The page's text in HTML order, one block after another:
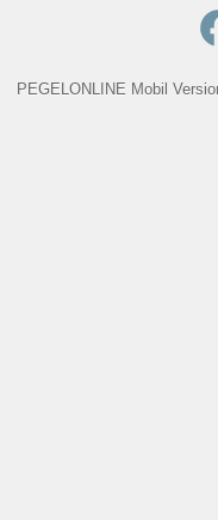
PEGELONLINE Mobil